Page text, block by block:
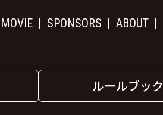
MOVIE SPONSORS ABOUT
ルールブック